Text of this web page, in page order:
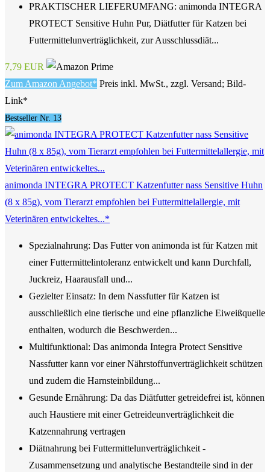
PRAKTISCHER LIEFERUMFANG: animonda INTEGRA
PROTECT Sensitive Huhn Pur, Diätfutter für Katzen bei
Futtermittelunverträglichkeit, zur Ausschlussdiät...
7,79 EUR
Zum Amazon Angebot* Preis inkl. MwSt., zzgl. Versand; Bild-
Link*
Bestseller Nr. 13
animonda INTEGRA PROTECT Katzenfutter nass Sensitive Huhn
(8 x 85g), vom Tierarzt empfohlen bei Futtermittelallergie, mit
Veterinären entwickeltes...*
Spezialnahrung: Das Futter von animonda ist für Katzen mit
einer Futtermittelintoleranz entwickelt und kann Durchfall,
Juckreiz, Haarausfall und...
Gezielter Einsatz: In dem Nassfutter für Katzen ist
ausschließlich eine tierische und eine pflanzliche Eiweißquelle
enthalten, wodurch die Beschwerden...
Multifunktional: Das animonda Integra Protect Sensitive
Nassfutter kann vor einer Nährstoffunverträglichkeit schützen
und zudem die Harnsteinbildung...
Gesunde Ernährung: Da das Diätfutter getreidefrei ist, können
auch Haustiere mit einer Getreideunverträglichkeit die
Katzennahrung vertragen
Diätnahrung bei Futtermittelunverträglichkeit -
Zusammensetzung und analytische Bestandteile sind in der